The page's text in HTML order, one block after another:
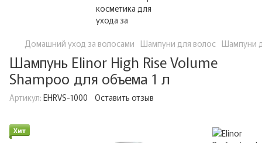
Домашний уход за волосами Шампуни для волос Шампуни
Шампунь Elinor High Rise Volume
Shampoo для объема 1 л
Артикул: EHRVS-1000 Оставить отзыв
Хит